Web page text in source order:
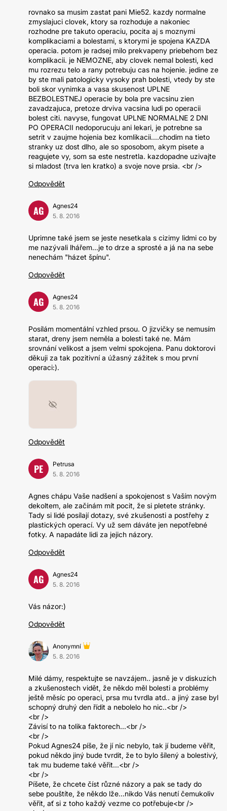
rovnako sa musim zastat pani Mie52. kazdy normalne
zmyslajuci clovek, ktory sa rozhoduje a nakoniec
rozhodne pre takuto operaciu, pocita aj s moznymi
komplikaciami a bolestami, s ktorymi je spojena KAZDA
operacia. potom je radsej milo prekvapeny priebehom bez
komplikacii. je NEMOZNE, aby clovek nemal bolesti, ked
mu rozrezu telo a rany potrebuju cas na hojenie. jedine ze
by ste mali patologicky vysoky prah bolesti, vtedy by ste
boli skor vynimka a vasa skusenost UPLNE
BEZBOLESTNEJ operacie by bola pre vacsinu zien
zavadzajuca, pretoze drviva vacsina ludi po operacii
bolest citi. navyse, fungovat UPLNE NORMALNE 2 DNI
PO OPERACII nedoporucuju ani lekari, je potrebne sa
setrit v zaujme hojenia bez komlikacii....chodim na tieto
stranky uz dost dlho, ale so sposobom, akym pisete a
reagujete vy, som sa este nestretla. kazdopadne uzivajte
si mladost (trva len kratko) a svoje nove prsia. <br />
Odpovědět
AG
Agnes24
5. 8. 2016
Uprimne také jsem se jeste nesetkala s cizimy lidmi co by
me nazývali lhářem...je to drze a sprosté a já na na sebe
nenechám "házet špínu".
Odpovědět
AG
Agnes24
5. 8. 2016
Posílám momentální vzhled prsou. O jizvičky se nemusím
starat, dreny jsem neměla a bolesti také ne. Mám
srovnání velikost a jsem velmi spokojena. Panu doktorovi
děkuji za tak pozitivní a úžasný zážitek s mou první
operaci:).
Odpovědět
PE
Petrusa
5. 8. 2016
Agnes chápu Vaše nadšení a spokojenost s Vaším novým
dekoltem, ale začínám mít pocit, že si pletete stránky.
Tady si lidé posílají dotazy, své zkušenosti a postřehy z
plastických operací. Vy už sem dáváte jen nepotřebné
fotky. A napadáte lidi za jejich názory.
Odpovědět
AG
Agnes24
5. 8. 2016
Vás názor:)
Odpovědět
Anonymní
5. 8. 2016
Milé dámy, respektujte se navzájem.. jasně je v diskuzích
a zkušenostech vidět, že někdo měl bolesti a problémy
ještě měsíc po operaci, prsa mu tvrdla atd.. a jiný zase byl
schopný druhý den řídit a nebolelo ho nic..<br />
<br />
Závisí to na tolika faktorech...<br />
<br />
Pokud Agnes24 píše, že jí nic nebylo, tak jí budeme věřit,
pokud někdo jiný bude tvrdit, že to bylo šílený a bolestivý,
tak mu budeme také věřit...<br />
<br />
Píšete, že chcete číst různé názory a pak se tady do
sebe pouštíte, že někdo lže...nikdo Vás nenutí čemukoliv
věřit, ať si z toho každý vezme co potřebuje<br />